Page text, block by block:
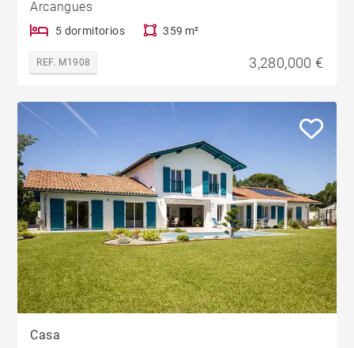
Arcangues
5 dormitorios 359 m²
REF. M1908 3,280,000 €
Casa